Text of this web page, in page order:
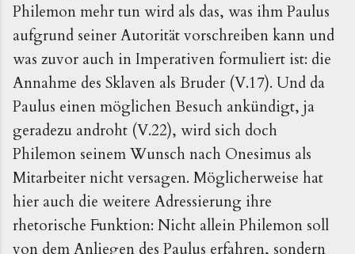
Philemon mehr tun wird als das, was ihm Paulus
aufgrund seiner Autorität vorschreiben kann und
was zuvor auch in Imperativen formuliert ist: die
Annahme des Sklaven als Bruder (V.17). Und da
Paulus einen möglichen Besuch ankündigt, ja
geradezu androht (V.22), wird sich doch
Philemon seinem Wunsch nach Onesimus als
Mitarbeiter nicht versagen. Möglicherweise hat
hier auch die weitere Adressierung ihre
rhetorische Funktion: Nicht allein Philemon soll
von dem Anliegen des Paulus erfahren, sondern